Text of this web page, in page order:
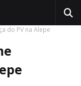
do PV na Alepe